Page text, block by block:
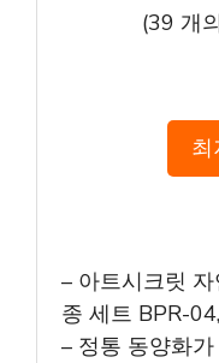
(39 개
최
– 아트시크릿
종 세트 BPR-
– 정통 동양화